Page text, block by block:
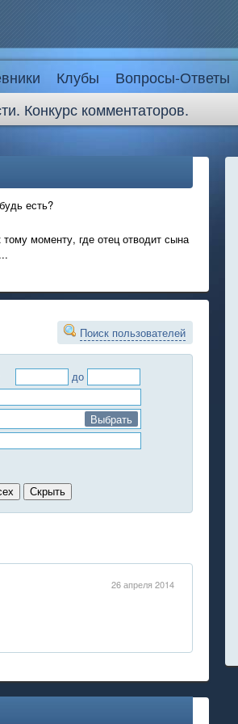
Клубы Вопросы-Ответы
Конкурс комментаторов.
есть?
моменту, где отец отводит сына
Поиск пользователей
до
Выбрать
26 апреля 2014